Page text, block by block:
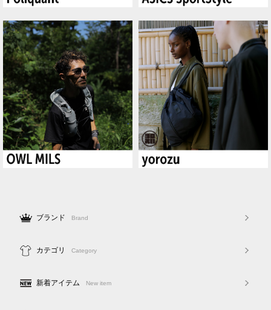
ブランド Brand
カテゴリ Category
新着アイテム New item